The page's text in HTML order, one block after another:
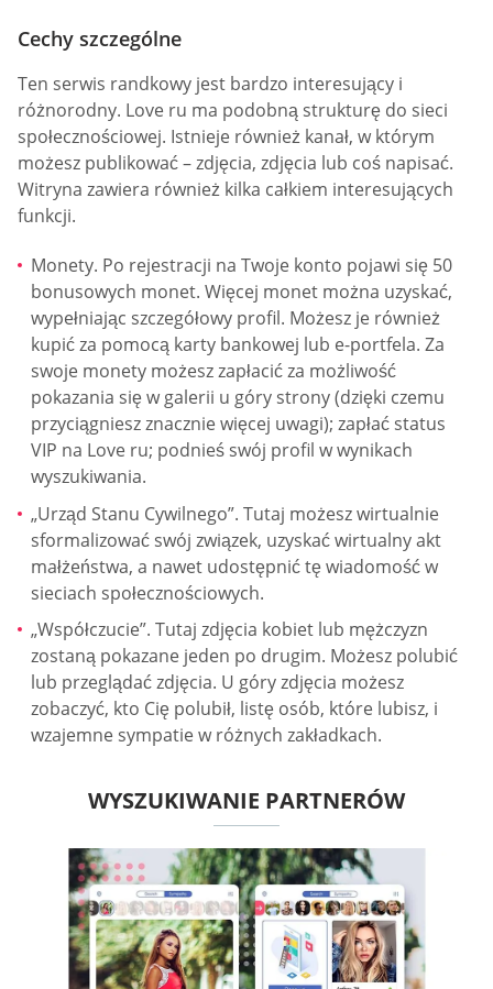
Cechy szczególne
Ten serwis randkowy jest bardzo interesujący i
różnorodny. Love ru ma podobną strukturę do sieci
społecznościowej. Istnieje również kanał, w którym
możesz publikować – zdjęcia, zdjęcia lub coś napisać.
Witryna zawiera również kilka całkiem interesujących
funkcji.
Monety. Po rejestracji na Twoje konto pojawi się 50
bonusowych monet. Więcej monet można uzyskać,
wypełniając szczegółowy profil. Możesz je również
kupić za pomocą karty bankowej lub e-portfela. Za
swoje monety możesz zapłacić za możliwość
pokazania się w galerii u góry strony (dzięki czemu
przyciągniesz znacznie więcej uwagi); zapłać status
VIP na Love ru; podnieś swój profil w wynikach
wyszukiwania.
„Urząd Stanu Cywilnego”. Tutaj możesz wirtualnie
sformalizować swój związek, uzyskać wirtualny akt
małżeństwa, a nawet udostępnić tę wiadomość w
sieciach społecznościowych.
„Współczucie”. Tutaj zdjęcia kobiet lub mężczyzn
zostaną pokazane jeden po drugim. Możesz polubić
lub przeglądać zdjęcia. U góry zdjęcia możesz
zobaczyć, kto Cię polubił, listę osób, które lubisz, i
wzajemne sympatie w różnych zakładkach.
WYSZUKIWANIE PARTNERÓW